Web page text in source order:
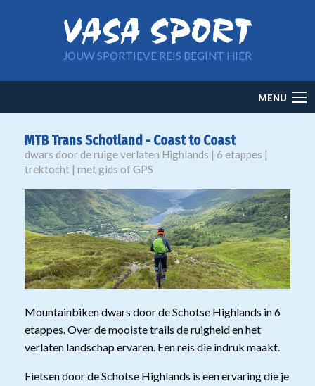
JOUW SPORTIEVE REIS BEGINT HIER
navigation
MENU
MTB Trans Schotland - Coast to Coast
dwars door de ruige verlaten Highlands | 6 etappes |
trektocht | met gids of GPS
Mountainbiken dwars door de Schotse Highlands in 6
etappes. Over de mooiste trails de ruigheid en het
verlaten landschap ervaren. Een reis die indruk maakt.
Fietsen door de Schotse Highlands is een ervaring die je